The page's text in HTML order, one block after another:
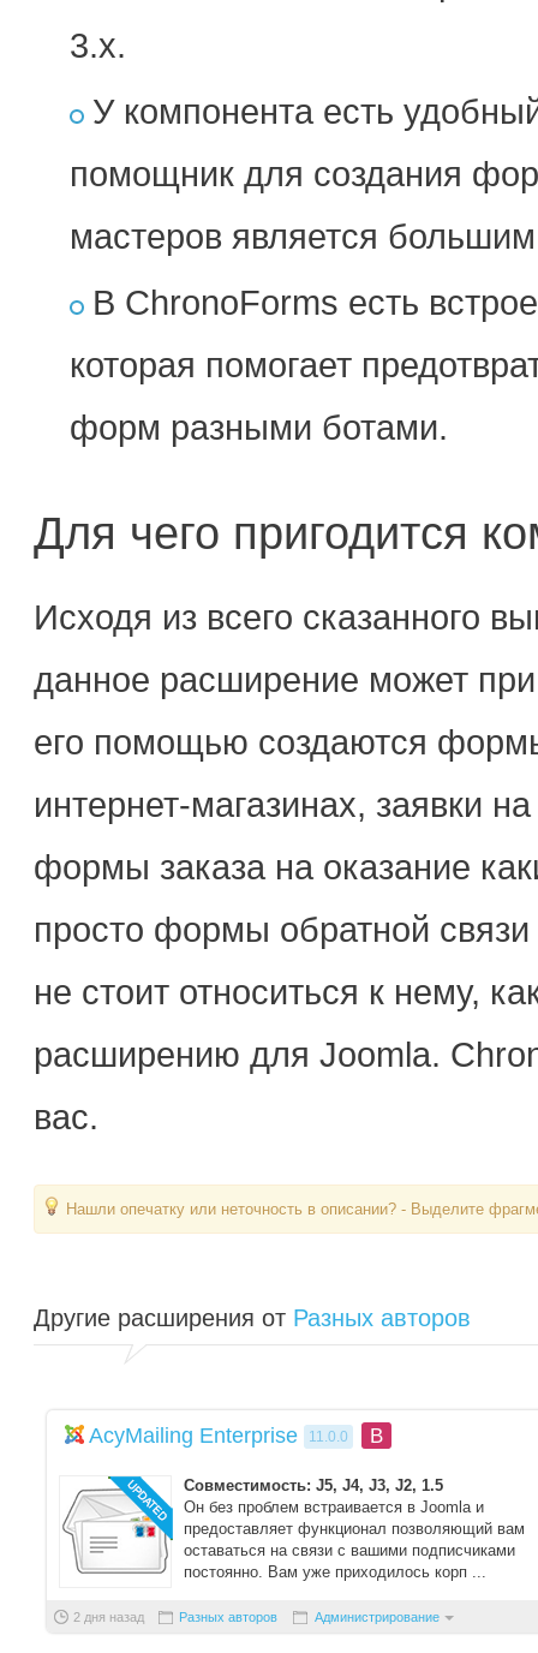
3.х.
У компонента есть
помощник для создания
мастеров является
В ChronoForms есть
которая помогает
форм разными ботами.
Для чего пригодится
Исходя из всего сказанного
данное расширение может
его помощью создаются
интернет-магазинах, заявки
формы заказа на оказание
просто формы обратной
не стоит относиться к нему,
расширению для Joomla.
вас.
Нашли опечатку или неточность в описании? - Выделите
Другие расширения от Разных авторов
AcyMailing Enterprise 11.0.0 B
Совместимость: J5, J4, J3, J2, 1.5
Он без проблем встраивается в Joomla и
предоставляет функционал позволяющий вам
оставаться на связи с вашими подписчиками
постоянно. Вам уже приходилось корп ...
2 дня назад Разных авторов Администрирование